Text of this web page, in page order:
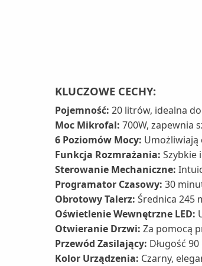
KLUCZOWE CECHY:
Pojemność: 20 litrów, idealna
Moc Mikrofal: 700W, zapewnia
6 Poziomów Mocy:
Funkcja Rozmrażania: Szybkie
Sterowanie Mechaniczne:
Programator Czasowy: 30
Obrotowy Talerz: Średnica 245
Oświetlenie Wewnętrzne LED:
Otwieranie Drzwi: Za pomocą
Przewód Zasilający: Długość
Kolor Urządzenia: Czarny,